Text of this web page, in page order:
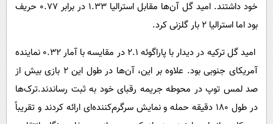
خود داشتند. امید گل آن‌ها مقابل استرالیا ۱.۳۳ در برابر ۰.۷۷ حریف
بود اما استرالیا ۲ بار گلزنی کرد.
امید گل ترکیه در دیدار با پاراگوئه ۲.۱ در مقایسه با آمار ۰.۳۲ نماینده
آمریکای جنوبی بود. علاوه بر این، آن‌ها در طول این ۲ بازی بیش از
صد لمس توپ در محوطه جریمه رقبای خود به ثبت رساندند.ترک‎‌ها
در طول ۱۸۰ دقیقه حمله و نمایش سرگرم‌کننده‌ای ارائه کردند و تقریباً